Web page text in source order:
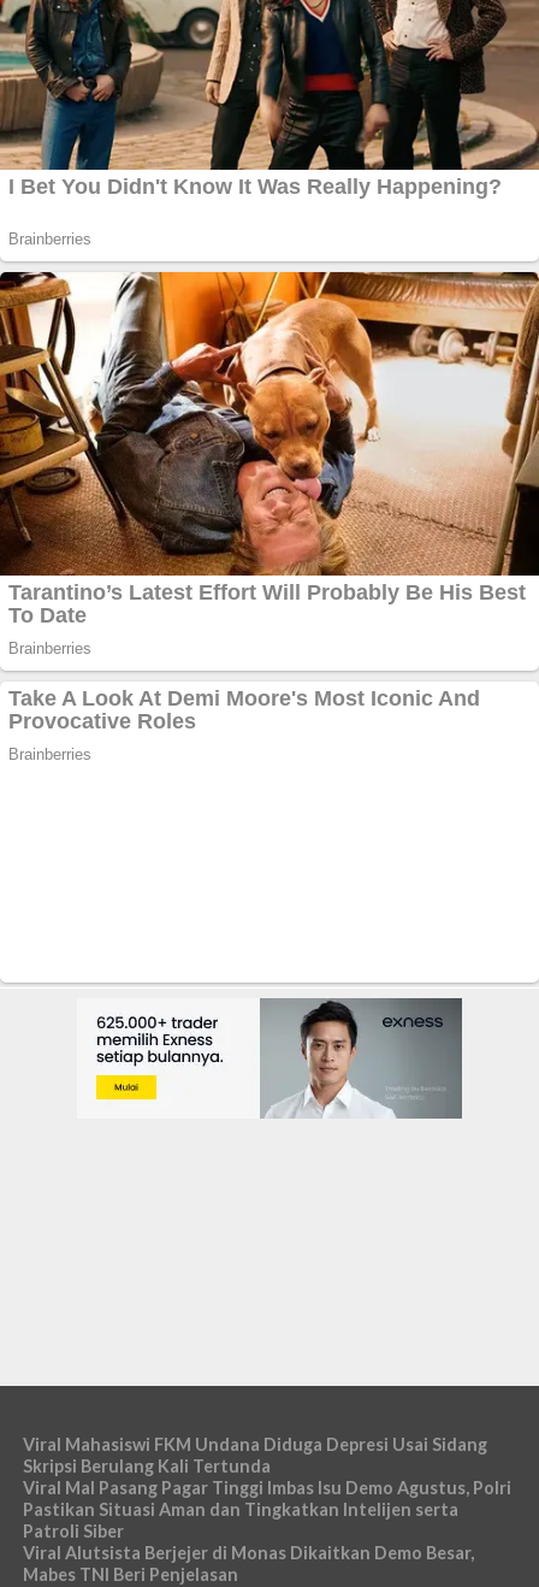
Viral Mahasiswi FKM Undana Diduga Depresi Usai Sidang
Skripsi Berulang Kali Tertunda
Viral Mal Pasang Pagar Tinggi Imbas Isu Demo Agustus, Polri
Pastikan Situasi Aman dan Tingkatkan Intelijen serta
Patroli Siber
Viral Alutsista Berjejer di Monas Dikaitkan Demo Besar,
Mabes TNI Beri Penjelasan